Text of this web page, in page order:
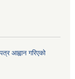
आह्वान गरिएको